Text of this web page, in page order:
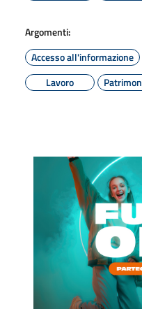
Argomenti:
Accesso all'informazione
Lavoro